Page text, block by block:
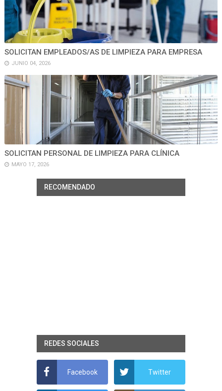
SOLICITAN EMPLEADOS/AS DE LIMPIEZA PARA EMPRESA
JUNIO 04, 2026
SOLICITAN PERSONAL DE LIMPIEZA PARA CLÍNICA
MAYO 17, 2026
RECOMENDADO
REDES SOCIALES
Facebook Twitter